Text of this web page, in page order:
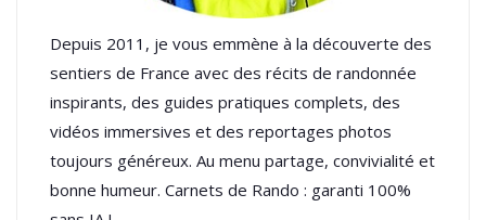
Depuis 2011, je vous emmène à la découverte des
sentiers de France avec des récits de randonnée
inspirants, des guides pratiques complets, des
vidéos immersives et des reportages photos
toujours généreux. Au menu partage, convivialité et
bonne humeur. Carnets de Rando : garanti 100%